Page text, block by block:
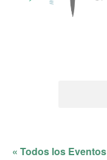
« Todos los Eventos